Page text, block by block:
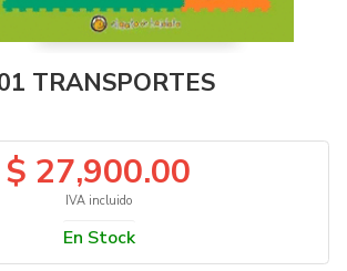
TRANSPORTES
$ 27,900.00
IVA incluido
En Stock